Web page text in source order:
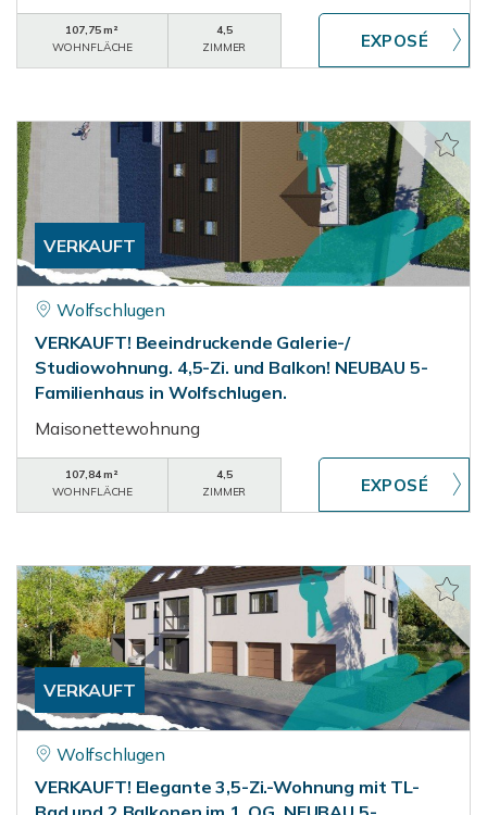
107,75 m²
WOHNFLÄCHE
4,5
ZIMMER
VERKAUFT
Wolfschlugen
VERKAUFT! Beeindruckende Galerie-/
Studiowohnung. 4,5-Zi. und Balkon! NEUBAU 5-
Familienhaus in Wolfschlugen.
Maisonettewohnung
107,84 m²
WOHNFLÄCHE
4,5
ZIMMER
VERKAUFT
Wolfschlugen
VERKAUFT! Elegante 3,5-Zi.-Wohnung mit TL-